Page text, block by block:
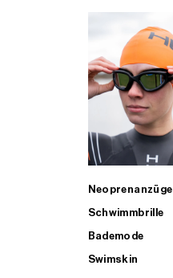
Neoprenanzüge
Schwimmbrille
Bademode
Swimskin